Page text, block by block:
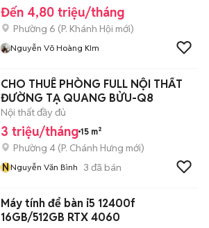
Đến 4,80 triệu/tháng
Phường 6 (P. Khánh Hội mới)
Nguyễn Võ Hoàng KIm
CHO THUÊ PHÒNG FULL NỘI THẤT
ĐƯỜNG TẠ QUANG BỬU-Q8
Nội thất đầy đủ
3 triệu/tháng 15 m²
Phường 4 (P. Chánh Hưng mới)
NNguyễn Văn Bình 3 đã bán
Máy tính để bàn i5 12400f
16GB/512GB RTX 4060